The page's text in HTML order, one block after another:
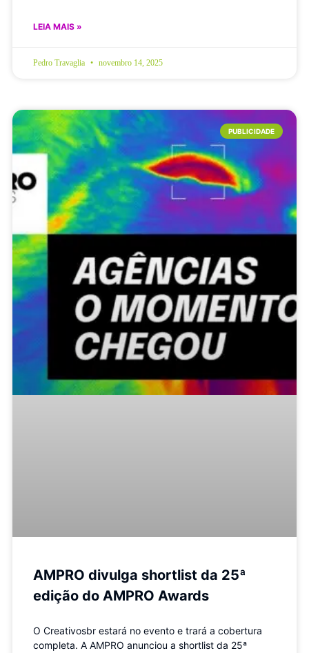
LEIA MAIS »
Pedro Travaglia novembro 14, 2025
PUBLICIDADE
AMPRO divulga shortlist da 25ª
edição do AMPRO Awards
O Creativosbr estará no evento e trará a cobertura
completa. A AMPRO anunciou a shortlist da 25ª